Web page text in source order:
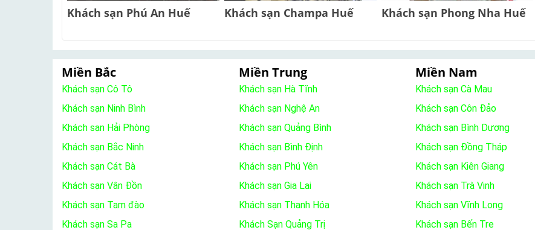
Khách sạn Phú An Huế Khách sạn Champa Huế Khách sạn Phong Nha Huế
Miền Bắc
Khách sạn Cô Tô
Khách sạn Ninh Bình
Khách sạn Hải Phòng
Khách sạn Bắc Ninh
Khách sạn Cát Bà
Khách sạn Vân Đồn
Khách sạn Tam đào
Khách sạn Sa Pa
Miền Trung
Khách sạn Hà Tĩnh
Khách sạn Nghệ An
Khách sạn Quảng Bình
Khách sạn Bình Định
Khách sạn Phú Yên
Khách sạn Gia Lai
Khách sạn Thanh Hóa
Khách Sạn Quảng Trị
Miền Nam
Khách sạn Cà Mau
Khách sạn Côn Đảo
Khách sạn Bình Dương
Khách sạn Đồng Tháp
Khách sạn Kiên Giang
Khách sạn Trà Vinh
Khách sạn Vĩnh Long
Khách sạn Bến Tre